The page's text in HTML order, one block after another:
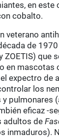
en este
cobalto.
veterano
de
ZOETIS) que
en mascotas
expectro de
los
pulmonares
eficaz -
adultos de
inmaduros).